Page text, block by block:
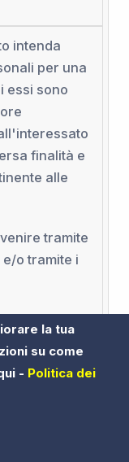
intenda
per una
essi sono
finalità e
alle
tramite
o tramite i
la tua
su come
- Politica dei